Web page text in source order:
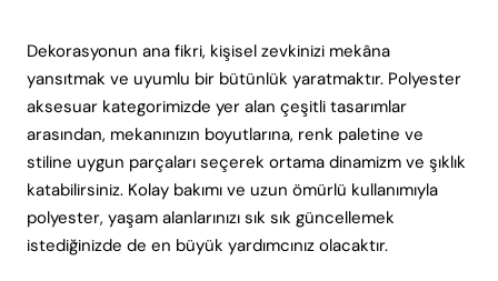
Dekorasyonun ana fikri, kişisel zevkinizi mekâna
yansıtmak ve uyumlu bir bütünlük yaratmaktır. Polyester
aksesuar kategorimizde yer alan çeşitli tasarımlar
arasından, mekanınızın boyutlarına, renk paletine ve
stiline uygun parçaları seçerek ortama dinamizm ve şıklık
katabilirsiniz. Kolay bakımı ve uzun ömürlü kullanımıyla
polyester, yaşam alanlarınızı sık sık güncellemek
istediğinizde de en büyük yardımcınız olacaktır.